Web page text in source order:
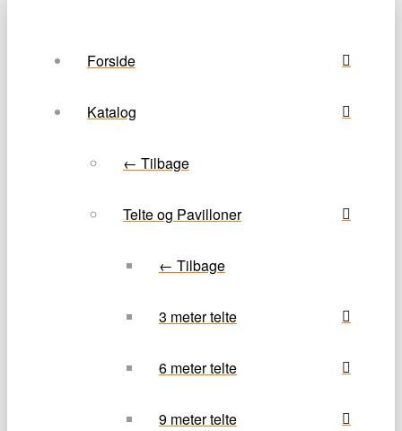
Forside
Katalog
← Tilbage
Telte og Pavilloner
← Tilbage
3 meter telte
6 meter telte
9 meter telte